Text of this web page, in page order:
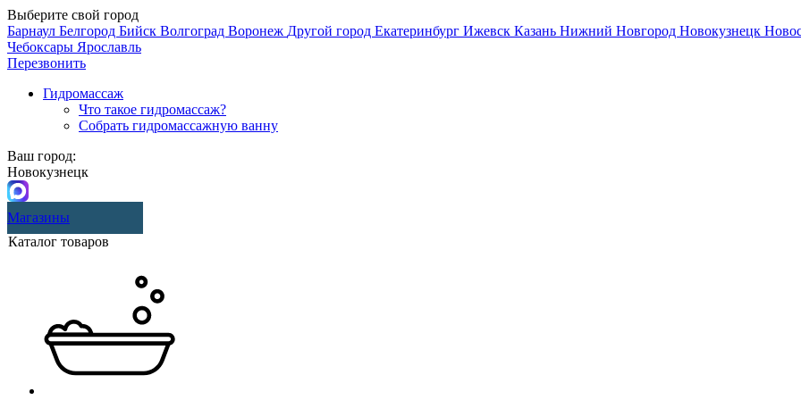
Выберите свой город
Барнаул Белгород Бийск Волгоград Воронеж Другой город Екатеринбург Ижевск Казань Нижний Новгород Новокузнецк
Чебоксары Ярославль
Перезвонить
Гидромассаж
Что такое гидромассаж?
Собрать гидромассажную ванну
Ваш город:
Новокузнецк
Магазины
Каталог товаров